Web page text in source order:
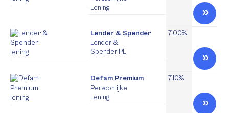
Lening
Lender & Spender
Lender &
Spender PL
7,00%
Defam Premium
Persoonlijke
Lening
7,10%